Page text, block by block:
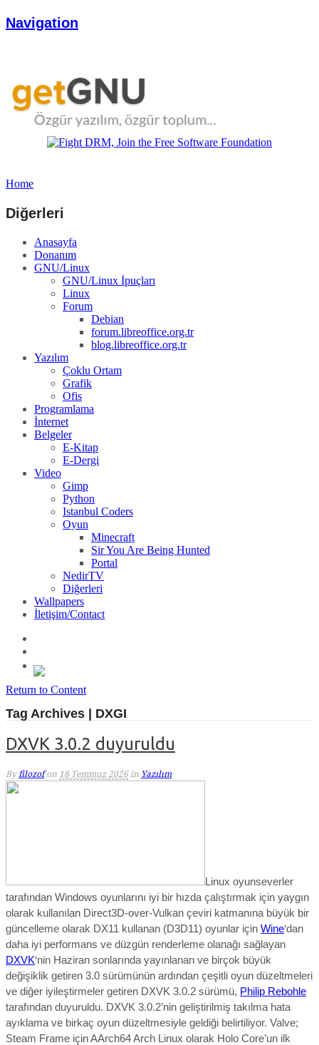
Navigation
Home
Diğerleri
Anasayfa
Donanım
GNU/Linux
GNU/Linux İpuçları
Linux
Forum
Debian
forum.libreoffice.org.tr
blog.libreoffice.org.tr
Yazılım
Çoklu Ortam
Grafik
Ofis
Programlama
İnternet
Belgeler
E-Kitap
E-Dergi
Video
Gimp
Python
Istanbul Coders
Oyun
Minecraft
Sir You Are Being Hunted
Portal
NedirTV
Diğerleri
Wallpapers
İletişim/Contact
Return to Content
Tag Archives | DXGI
DXVK 3.0.2 duyuruldu
By filozof on 18 Temmuz 2026 in Yazılım
Linux oyunseverler
tarafından Windows oyunlarını iyi bir hızda çalıştırmak için yaygın
olarak kullanılan Direct3D-over-Vulkan çeviri katmanına büyük bir
güncelleme olarak DX11 kullanan (D3D11) oyunlar için Wine‘dan
daha iyi performans ve düzgün renderleme olanağı sağlayan
DXVK‘nin Haziran sonlarında yayınlanan ve birçok büyük
değişiklik getiren 3.0 sürümünün ardından çeşitli oyun düzeltmeleri
ve diğer iyileştirmeler getiren DXVK 3.0.2 sürümü, Philip Rebohle
tarafından duyuruldu. DXVK 3.0.2’nin geliştirilmiş takılma hata
ayıklama ve birkaç oyun düzeltmesiyle geldiği belirtiliyor. Valve;
Steam Frame için AArch64 Arch Linux olarak Holo Core’un ilk